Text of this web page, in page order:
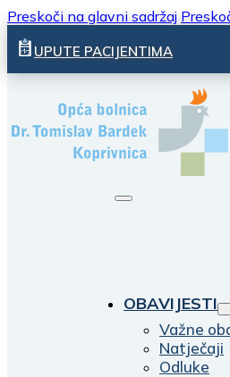
Preskoči na glavni sadržaj
UPUTE PACIJENTIMA
OBAVIJESTI
Važne
Natječaji
Odluke